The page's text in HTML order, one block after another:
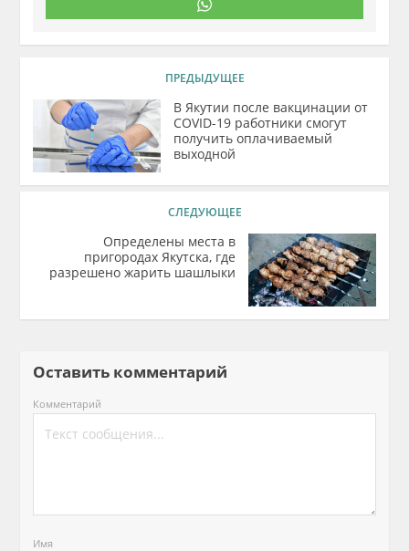
ПРЕДЫДУЩЕЕ
В Якутии после вакцинации от
COVID-19 работники смогут
получить оплачиваемый
выходной
СЛЕДУЮЩЕЕ
Определены места в
пригородах Якутска, где
разрешено жарить шашлыки
Оставить комментарий
Комментарий
Имя